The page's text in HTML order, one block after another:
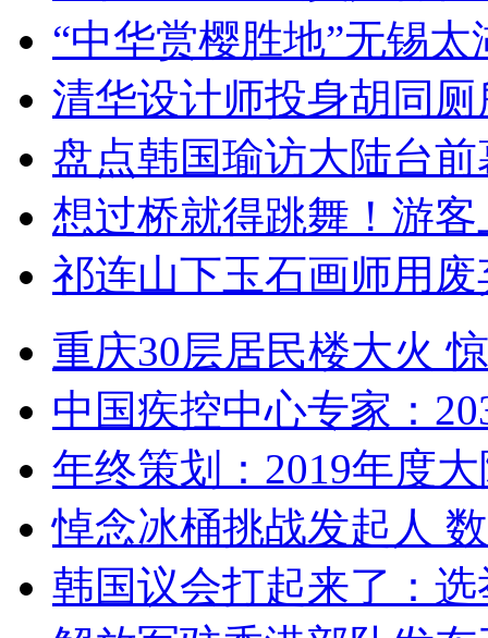
“中华赏樱胜地”无锡
清华设计师投身胡同
盘点韩国瑜访大陆台
想过桥就得跳舞！游客
祁连山下玉石画师用
重庆30层居民楼大火
中国疾控中心专家：
年终策划：2019年度
悼念冰桶挑战发起人
韩国议会打起来了：